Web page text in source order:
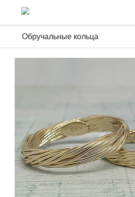
Обручальные кольца